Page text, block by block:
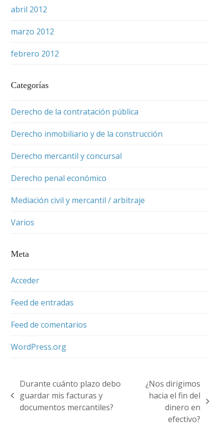
abril 2012
marzo 2012
febrero 2012
Categorías
Derecho de la contratación pública
Derecho inmobiliario y de la construcción
Derecho mercantil y concursal
Derecho penal económico
Mediación civil y mercantil / arbitraje
Varios
Meta
Acceder
Feed de entradas
Feed de comentarios
WordPress.org
previous
post:
Durante cuánto plazo debo
guardar mis facturas y
documentos mercantiles?
¿Nos dirigimos
hacia el fin del
dinero en
efectivo?